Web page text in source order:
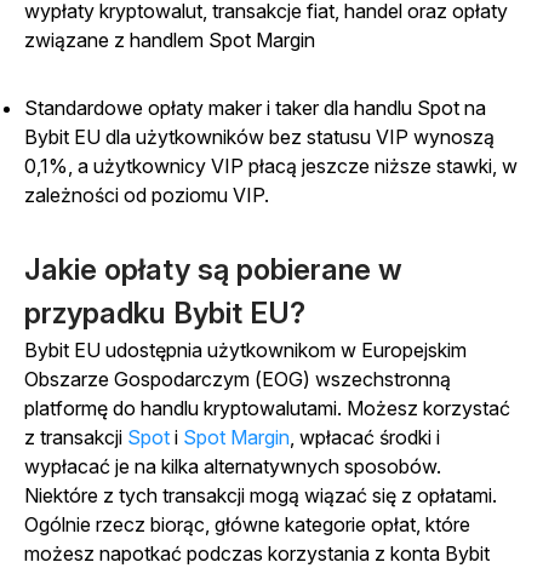
wypłaty kryptowalut, transakcje fiat, handel oraz opłaty
związane z handlem Spot Margin
Standardowe opłaty maker i taker dla handlu Spot na
Bybit EU dla użytkowników bez statusu VIP wynoszą
0,1%, a użytkownicy VIP płacą jeszcze niższe stawki, w
zależności od poziomu VIP.
Jakie opłaty są pobierane w
przypadku Bybit EU?
Bybit EU udostępnia użytkownikom w Europejskim
Obszarze Gospodarczym (EOG) wszechstronną
platformę do handlu kryptowalutami. Możesz korzystać
z transakcji Spot i Spot Margin, wpłacać środki i
wypłacać je na kilka alternatywnych sposobów.
Niektóre z tych transakcji mogą wiązać się z opłatami.
Ogólnie rzecz biorąc, główne kategorie opłat, które
możesz napotkać podczas korzystania z konta Bybit